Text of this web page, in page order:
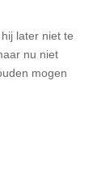
later niet te
nu niet
mogen